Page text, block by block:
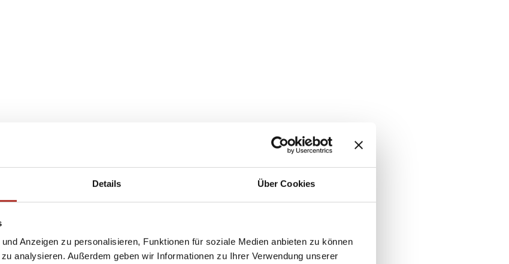
Details Über Cookies
Anzeigen zu personalisieren, Funktionen für soziale Medien anbieten zu können
analysieren. Außerdem geben wir Informationen zu Ihrer Verwendung unserer